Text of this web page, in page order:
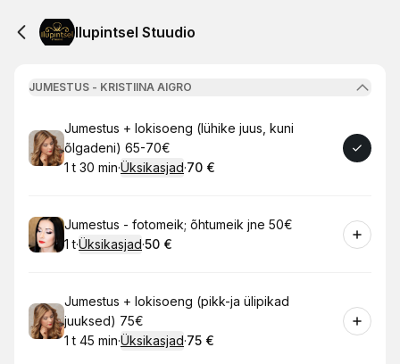
Ilupintsel Stuudio
JUMESTUS - KRISTIINA AIGRO
Broneeri
Jumestus + lokisoeng (lühike juus, kuni
õlgadeni) 65-70€
. Kestus:
1 t 30 min·Üksikasjad·
. Hind
70 €
Broneeri
Jumestus - fotomeik; õhtumeik jne 50€
. Kestus:
1 t·Üksikasjad·
.Hind
50 €
Broneeri
Jumestus + lokisoeng (pikk-ja ülipikad
juuksed) 75€
. Kestus:
1 t 45 min·Üksikasjad·
. Hind
75 €